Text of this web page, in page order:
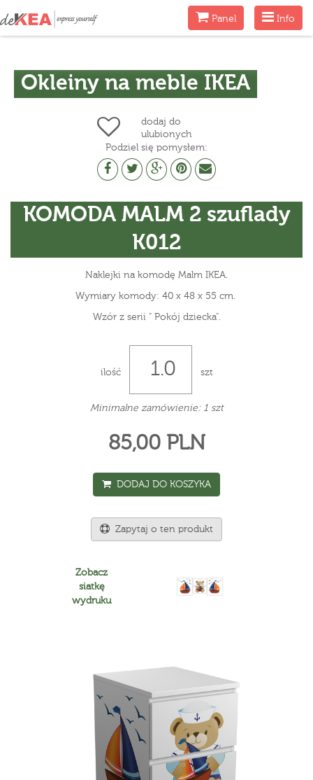
Menu
Info
MenuPanel
Okleiny na meble IKEA
dodaj do
ulubionych
Podziel się pomysłem:
KOMODA MALM 2 szuflady
K012
Naklejki na komodę Malm IKEA.
Wymiary komody: 40 x 48 x 55 cm.
Wzór z serii " Pokój dziecka".
ilość szt
Minimalne zamówienie: 1 szt
85,00 PLN
DODAJ DO KOSZYKA
Zapytaj o ten produkt
Zobacz
siatkę
wydruku